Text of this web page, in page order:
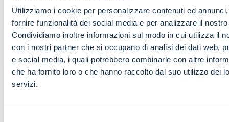
Utilizziamo i cookie per personalizzare contenuti ed
fornire funzionalità dei social media e per analizzare il
Condividiamo inoltre informazioni sul modo in cui utilizza il
con i nostri partner che si occupano di analisi dei dati web,
e social media, i quali potrebbero combinarle con altre
che ha fornito loro o che hanno raccolto dal suo utilizzo dei
servizi.
Libero professionista |
Live Webinar